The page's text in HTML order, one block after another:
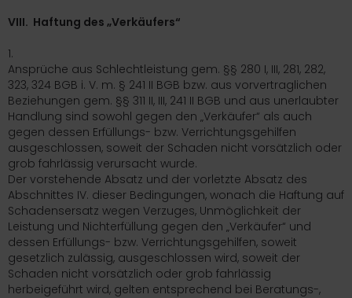
VIII. Haftung des „Verkäufers“
1.
Ansprüche aus Schlechtleistung gem. §§ 280 I, III, 281, 282,
323, 324 BGB i. V. m. § 241 II BGB bzw. aus vorvertraglichen
Beziehungen gem. §§ 311 II, III, 241 II BGB und aus unerlaubter
Handlung sind sowohl gegen den „Verkäufer“ als auch
gegen dessen Erfüllungs- bzw. Verrichtungsgehilfen
ausgeschlossen, soweit der Schaden nicht vorsätzlich oder
grob fahrlässig verursacht wurde.
Der vorstehende Absatz und der vorletzte Absatz des
Abschnittes IV. dieser Bedingungen, wonach die Haftung auf
Schadensersatz wegen Verzuges, Unmöglichkeit der
Leistung und Nichterfüllung gegen den „Verkäufer“ und
dessen Erfüllungs- bzw. Verrichtungsgehilfen, soweit
gesetzlich zulässig, ausgeschlossen wird, soweit der
Schaden nicht vorsätzlich oder grob fahrlässig
herbeigeführt wird, gelten entsprechend bei Beratungs-,